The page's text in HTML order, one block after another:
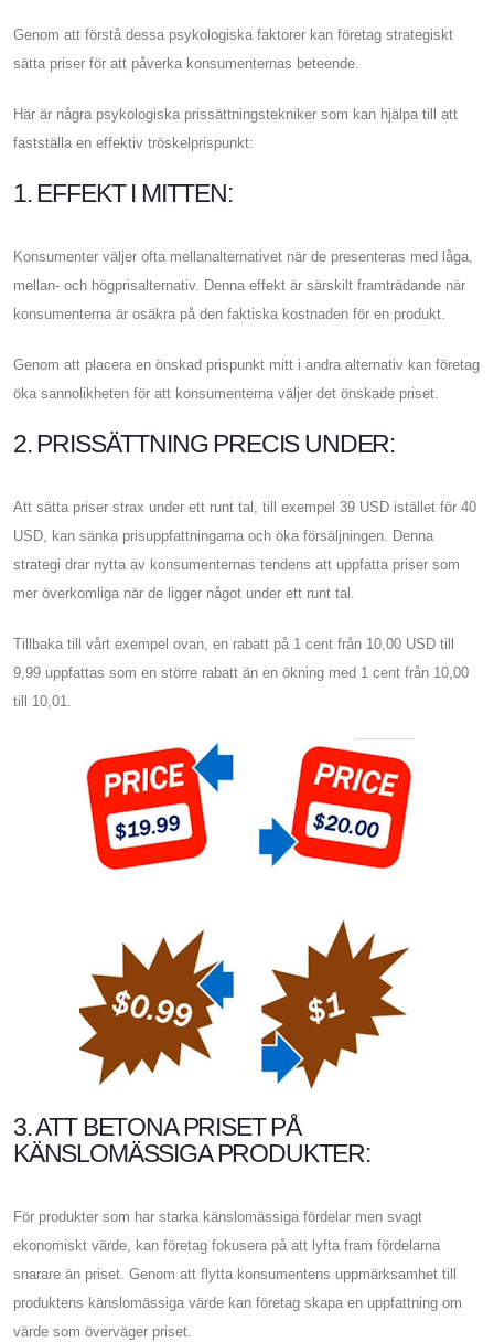
Genom att förstå dessa psykologiska faktorer kan företag strategiskt
sätta priser för att påverka konsumenternas beteende.
Här är några psykologiska prissättningstekniker som kan hjälpa till att
fastställa en effektiv tröskelprispunkt:
1. EFFEKT I MITTEN:
Konsumenter väljer ofta mellanalternativet när de presenteras med låga,
mellan- och högprisalternativ. Denna effekt är särskilt framträdande när
konsumenterna är osäkra på den faktiska kostnaden för en produkt.
Genom att placera en önskad prispunkt mitt i andra alternativ kan företag
öka sannolikheten för att konsumenterna väljer det önskade priset.
2. PRISSÄTTNING PRECIS UNDER:
Att sätta priser strax under ett runt tal, till exempel 39 USD istället för 40
USD, kan sänka prisuppfattningarna och öka försäljningen. Denna
strategi drar nytta av konsumenternas tendens att uppfatta priser som
mer överkomliga när de ligger något under ett runt tal.
Tillbaka till vårt exempel ovan, en rabatt på 1 cent från 10,00 USD till
9,99 uppfattas som en större rabatt än en ökning med 1 cent från 10,00
till 10,01.
3. ATT BETONA PRISET PÅ
KÄNSLOMÄSSIGA PRODUKTER:
För produkter som har starka känslomässiga fördelar men svagt
ekonomiskt värde, kan företag fokusera på att lyfta fram fördelarna
snarare än priset. Genom att flytta konsumentens uppmärksamhet till
produktens känslomässiga värde kan företag skapa en uppfattning om
värde som överväger priset.